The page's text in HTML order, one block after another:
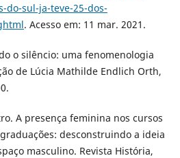
do-sul-ja-teve-25-dos-
. Acesso em: 11 mar. 2021.
o silêncio: uma fenomenologia
de Lúcia Mathilde Endlich Orth,
A presença feminina nos cursos
desconstruindo a ideia
masculino. Revista História,